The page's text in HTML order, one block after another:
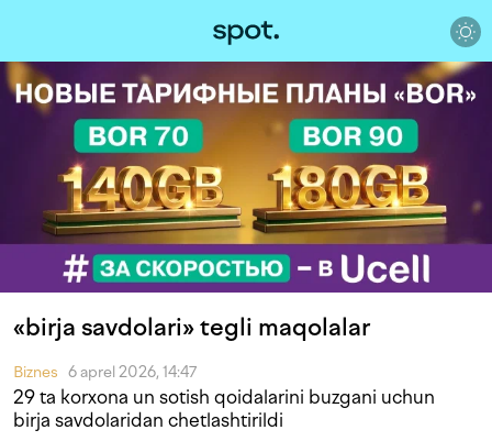
«birja savdolari» tegli maqolalar
Biznes 6 aprel 2026, 14:47
29 ta korxona un sotish qoidalarini buzgani uchun
birja savdolaridan chetlashtirildi